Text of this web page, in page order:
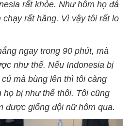
rất khỏe. Như hôm họ đá
chạy rất hăng. Vì vậy tôi rất lo
ngay trong 90 phút, mà
như thế. Nếu Indonesia bị
mà bùng lên thì tôi càng
bị như thế thôi. Tôi cũng
được giống đội nữ hôm qua.